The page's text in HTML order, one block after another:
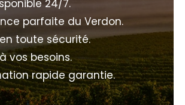
24/7.
parfaite du Verdon.
toute sécurité.
vos besoins.
rapide garantie.